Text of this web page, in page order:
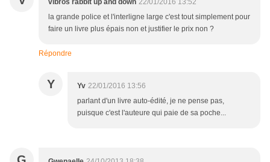
vibros rabbit up and down 22/01/2016 13:52
la grande police et l'interligne large c'est tout simplement pour
faire un livre plus épais non et justifier le prix non ?
Répondre
Y Yv 22/01/2016 13:56
parlant d'un livre auto-édité, je ne pense pas,
puisque c'est l'auteure qui paie de sa poche...